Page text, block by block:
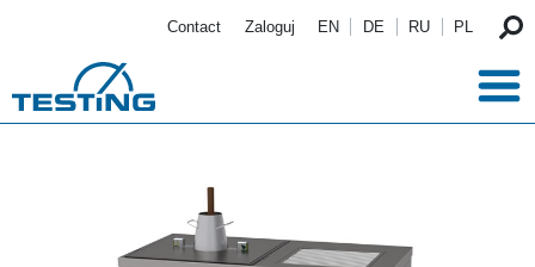
Contact Zaloguj EN DE RU PL